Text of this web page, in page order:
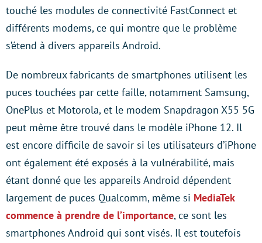
touché les modules de connectivité FastConnect et
différents modems, ce qui montre que le problème
s’étend à divers appareils Android.
De nombreux fabricants de smartphones utilisent les
puces touchées par cette faille, notamment Samsung,
OnePlus et Motorola, et le modem Snapdragon X55 5G
peut même être trouvé dans le modèle iPhone 12. Il
est encore difficile de savoir si les utilisateurs d’iPhone
ont également été exposés à la vulnérabilité, mais
étant donné que les appareils Android dépendent
largement de puces Qualcomm, même si MediaTek
commence à prendre de l’importance, ce sont les
smartphones Android qui sont visés. Il est toutefois